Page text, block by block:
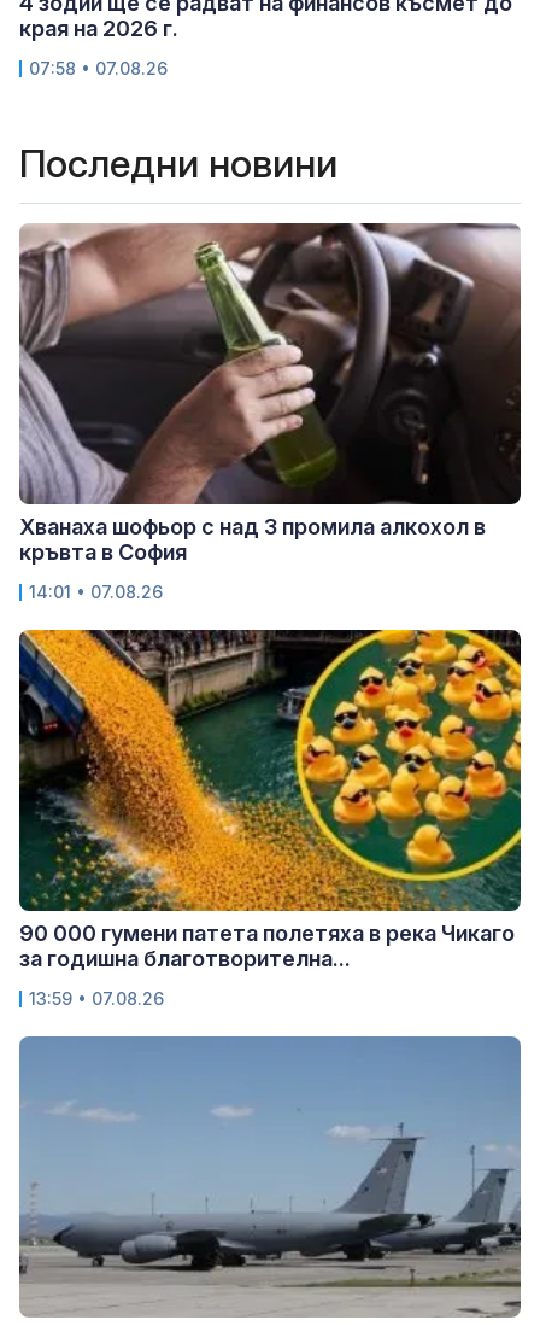
края на 2026 г.
07:58 • 07.08.26
Последни новини
Хванаха шофьор с над 3 промила алкохол в
кръвта в София
14:01 • 07.08.26
90 000 гумени патета полетяха в река Чикаго
за годишна благотворителна...
13:59 • 07.08.26